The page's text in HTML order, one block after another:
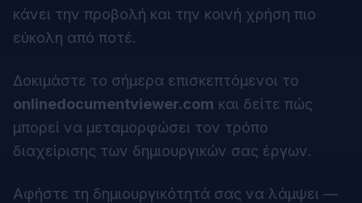
κάνει την προβολή και την κοινή χρήση πιο
εύκολη από ποτέ.
Δοκιμάστε το σήμερα επισκεπτόμενοι το
onlinedocumentviewer.com και δείτε πώς
μπορεί να μεταμορφώσει τον τρόπο
διαχείρισης των δημιουργικών σας έργων.
Αφήστε τη δημιουργικότητά σας να λάμψει —